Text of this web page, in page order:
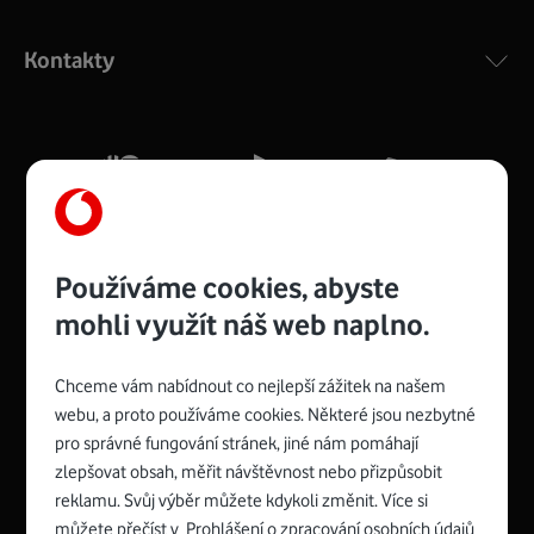
silný signál pro celou domácnost. Kompaktní rozměry 21
Více o COMPAL CH7465VF
Zyxel VMG8623-T50B:
Rozměry modemu jsou 16 x 22 x 7,5 cm (včetně stojánku)
a nabízí 4 gigabitové LAN porty a bezdrátové připojení Wi-
Spojte se s Vodafonem
Kontakty
Používáme cookies, abyste
mohli využít náš web naplno.
Chceme vám nabídnout co nejlepší zážitek na našem
webu, a proto používáme cookies. Některé jsou nezbytné
pro správné fungování stránek, jiné nám pomáhají
zlepšovat obsah, měřit návštěvnost nebo přizpůsobit
reklamu. Svůj výběr můžete kdykoli změnit. Více si
můžete přečíst v Prohlášení o zpracování osobních údajů